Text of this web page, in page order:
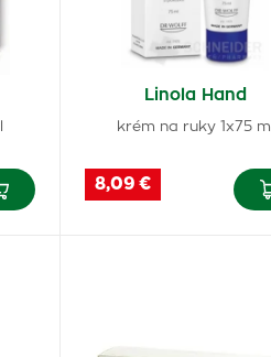
Linola Hand
krém na ruky 1x75 ml
8,09 €